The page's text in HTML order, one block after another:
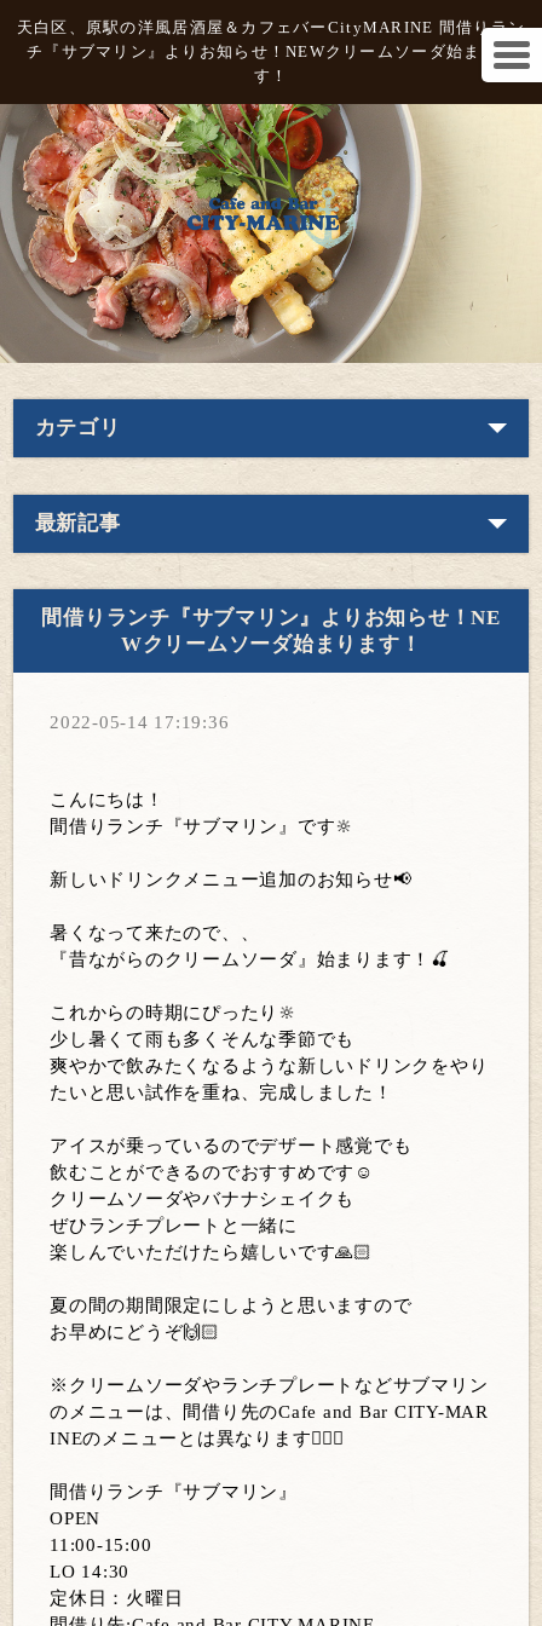
天白区、原駅の洋風居酒屋＆カフェバーCityMARINE 間借りラン
チ『サブマリン』よりお知らせ！NEWクリームソーダ始まりま
す！
カテゴリ
最新記事
間借りランチ『サブマリン』よりお知らせ！NE
Wクリームソーダ始まります！
2022-05-14 17:19:36
こんにちは！
間借りランチ『サブマリン』です🔆
新しいドリンクメニュー追加のお知らせ📢
暑くなって来たので、、
『昔ながらのクリームソーダ』始まります！🍒
これからの時期にぴったり🔆
少し暑くて雨も多くそんな季節でも
爽やかで飲みたくなるような新しいドリンクをやり
たいと思い試作を重ね、完成しました！
アイスが乗っているのでデザート感覚でも
飲むことができるのでおすすめです☺️
クリームソーダやバナナシェイクも
ぜひランチプレートと一緒に
楽しんでいただけたら嬉しいです🙏🏻
夏の間の期間限定にしようと思いますので
お早めにどうぞ🙌🏻
※クリームソーダやランチプレートなどサブマリン
のメニューは、間借り先のCafe and Bar CITY-MAR
INEのメニューとは異なります🙇🏼‍♀️
間借りランチ『サブマリン』
OPEN
11:00-15:00
LO 14:30
定休日：火曜日